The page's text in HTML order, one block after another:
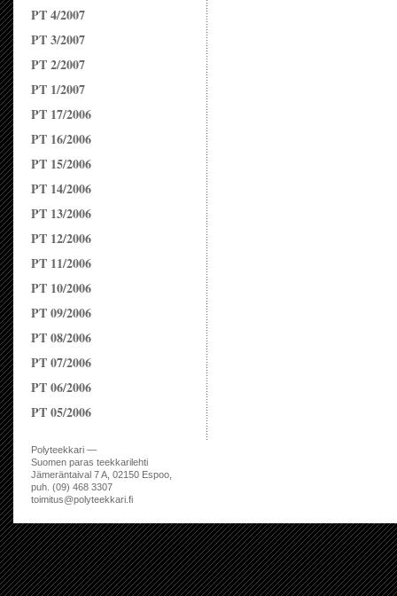
PT 4/2007
PT 3/2007
PT 2/2007
PT 1/2007
PT 17/2006
PT 16/2006
PT 15/2006
PT 14/2006
PT 13/2006
PT 12/2006
PT 11/2006
PT 10/2006
PT 09/2006
PT 08/2006
PT 07/2006
PT 06/2006
PT 05/2006
Polyteekkari —
Suomen paras teekkarilehti
Jämeräntaival 7 A, 02150 Espoo,
puh. (09) 468 3307
toimitus@polyteekkari.fi